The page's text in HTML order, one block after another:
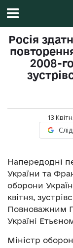
Росія
2008-
13
Напередодні
України та
оборони
квітня,
Повноважним
Україні
Міністр